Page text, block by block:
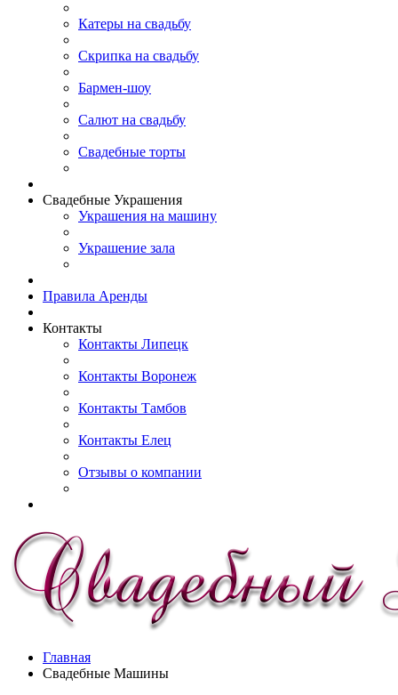
Катеры на свадьбу
Скрипка на свадьбу
Бармен-шоу
Салют на свадьбу
Свадебные торты
Свадебные Украшения
Украшения на машину
Украшение зала
Правила Аренды
Контакты
Контакты Липецк
Контакты Воронеж
Контакты Тамбов
Контакты Елец
Отзывы о компании
Главная
Свадебные Машины